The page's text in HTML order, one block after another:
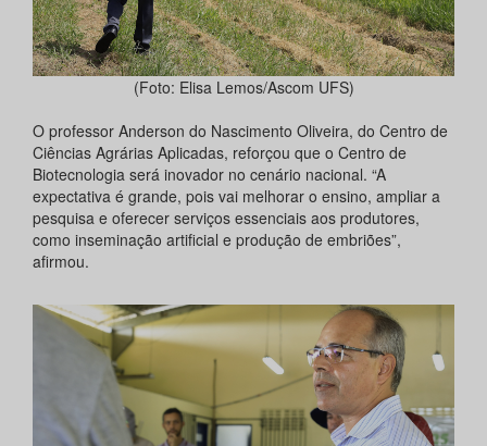
(Foto: Elisa Lemos/Ascom UFS)
O professor Anderson do Nascimento Oliveira, do Centro de
Ciências Agrárias Aplicadas, reforçou que o Centro de
Biotecnologia será inovador no cenário nacional. “A
expectativa é grande, pois vai melhorar o ensino, ampliar a
pesquisa e oferecer serviços essenciais aos produtores,
como inseminação artificial e produção de embriões”,
afirmou.